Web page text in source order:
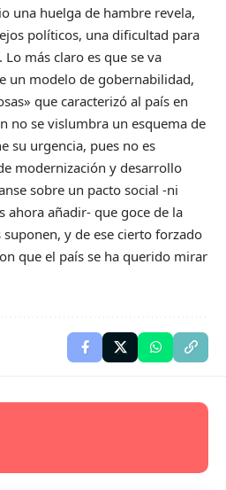
una huelga de hambre revela,
políticos, una dificultad para
más claro es que se va
un modelo de gobernabilidad,
que caracterizó al país en
no se vislumbra un esquema de
su urgencia, pues no es
modernización y desarrollo
sobre un pacto social -ni
añadir- que goce de la
y de ese cierto forzado
que el país se ha querido mirar